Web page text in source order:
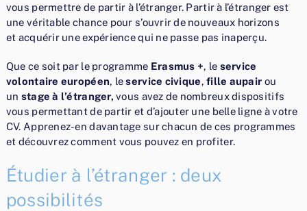
vous permettre de partir à l’étranger. Partir à l’étranger est
une véritable chance pour s’ouvrir de nouveaux horizons
et acquérir une expérience qui ne passe pas inaperçu.
Que ce soit par le programme Erasmus +, le service
volontaire européen, leservice civique,fille aupair ou
un stage à l’étranger, vous avez de nombreux dispositifs
vous permettant de partir et d’ajouter une belle ligne à votre
CV. Apprenez-en davantage sur chacun de ces programmes
et découvrez comment vous pouvez en profiter.
Étudier à l’étranger : deux
possibilités